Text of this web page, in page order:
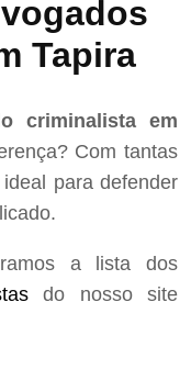
Tapira
criminalista em
Com tantas
para defender
a lista dos
do nosso site